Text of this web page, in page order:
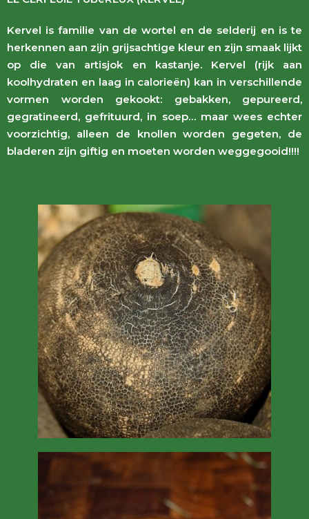
Kervel is familie van de wortel en de selderij en is te
herkennen aan zijn grijsachtige kleur en zijn smaak lijkt
op die van artisjok en kastanje. Kervel (rijk aan
koolhydraten en laag in calorieën) kan in verschillende
vormen worden gekookt: gebakken, gepureerd,
gegratineerd, gefrituurd, in soep… maar wees echter
voorzichtig, alleen de knollen worden gegeten, de
bladeren zijn giftig en moeten worden weggegooid!!!!